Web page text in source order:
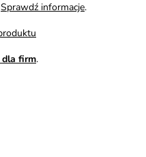
Sprawdź informacje.
firm.